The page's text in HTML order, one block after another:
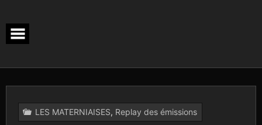
content
LES MATERNIAISES, Replay des émissions